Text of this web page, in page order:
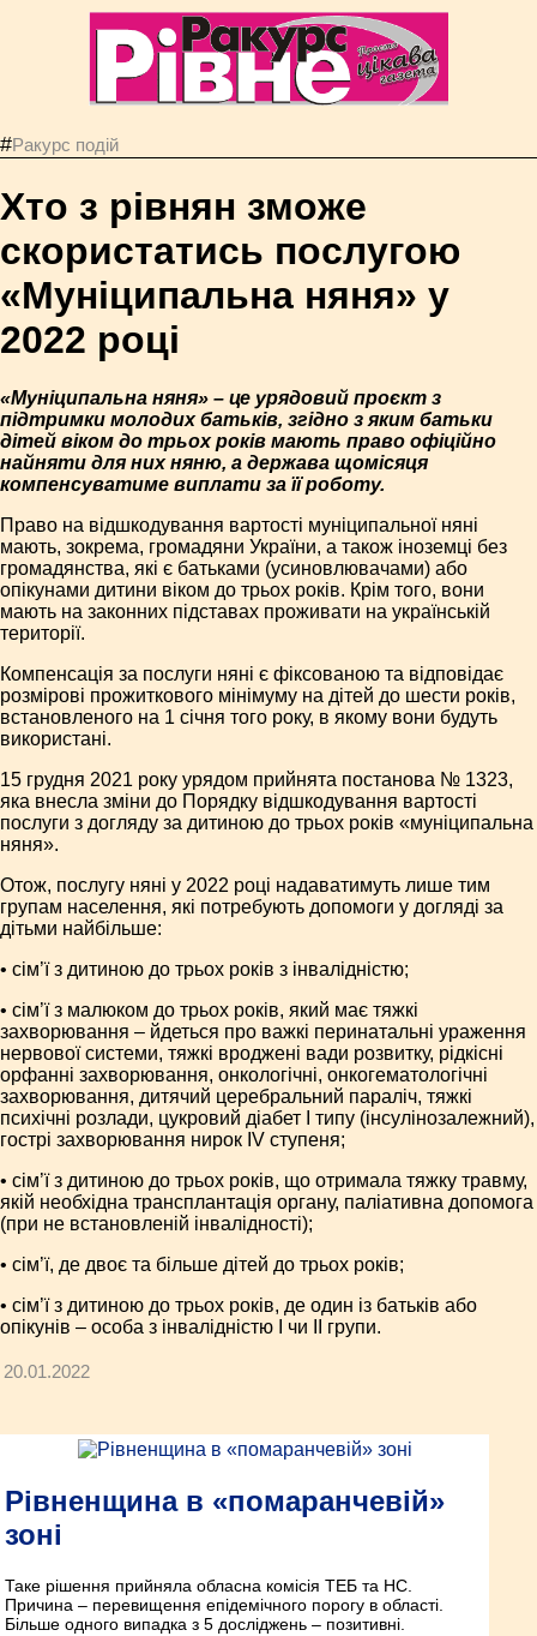
#Ракурс подій
Хто з рівнян зможе
скористатись послугою
«Муніципальна няня» у
2022 році
«Муніципальна няня» – це урядовий проєкт з
підтримки молодих батьків, згідно з яким батьки
дітей віком до трьох років мають право офіційно
найняти для них няню, а держава щомісяця
компенсуватиме виплати за її роботу.
Право на відшкодування вартості муніципальної няні
мають, зокрема, громадяни України, а також іноземці без
громадянства, які є батьками (усиновлювачами) або
опікунами дитини віком до трьох років. Крім того, вони
мають на законних підставах проживати на українській
території.
Компенсація за послуги няні є фіксованою та відповідає
розмірові прожиткового мінімуму на дітей до шести років,
встановленого на 1 січня того року, в якому вони будуть
використані.
15 грудня 2021 року урядом прийнята постанова № 1323,
яка внесла зміни до Порядку відшкодування вартості
послуги з догляду за дитиною до трьох років «муніципальна
няня».
Отож, послугу няні у 2022 році надаватимуть лише тим
групам населення, які потребують допомоги у догляді за
дітьми найбільше:
• сім’ї з дитиною до трьох років з інвалідністю;
• сім’ї з малюком до трьох років, який має тяжкі
захворювання – йдеться про важкі перинатальні ураження
нервової системи, тяжкі вроджені вади розвитку, рідкісні
орфанні захворювання, онкологічні, онкогематологічні
захворювання, дитячий церебральний параліч, тяжкі
психічні розлади, цукровий діабет I типу (інсулінозалежний),
гострі захворювання нирок IV ступеня;
• сім’ї з дитиною до трьох років, що отримала тяжку травму,
якій необхідна трансплантація органу, паліативна допомога
(при не встановленій інвалідності);
• сім’ї, де двоє та більше дітей до трьох років;
• сім’ї з дитиною до трьох років, де один із батьків або
опікунів – особа з інвалідністю І чи ІІ групи.
20.01.2022
Рівненщина в «помаранчевій»
зоні
Таке рішення прийняла обласна комісія ТЕБ та НС.
Причина – перевищення епідемічного порогу в області.
Більше одного випадка з 5 досліджень – позитивні.